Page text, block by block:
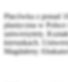
Placówka z ponad
plastyczna w
uniwersytety.
kierunkach.
Magdaleny